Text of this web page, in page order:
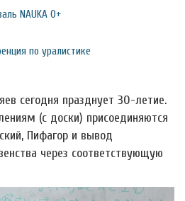
NAUKA 0+
по уралистике
сегодня празднует 30-летие.
(с доски) присоединяются
Пифагор и вывод
через соответствующую